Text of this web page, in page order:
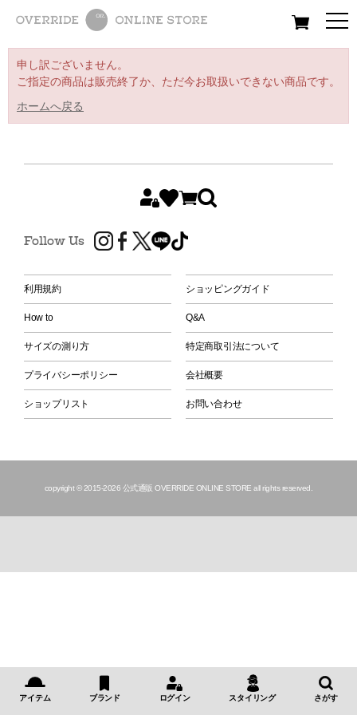
All Women Men
申し訳ございません。
ご指定の商品は販売終了か、ただ今お取扱いできない商品です。
ホームへ戻る
Follow Us
利用規約 ショッピングガイド
How to Q&A
サイズの測り方 特定商取引法について
プライバシーポリシー 会社概要
ショップリスト お問い合わせ
copyright © 2015-2026 公式通販 OVERRIDE ONLINE STORE all rights reserved.
アイテム ブランド ログイン スタイリング さがす